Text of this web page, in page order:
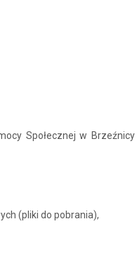
Społecznej w
(pliki do pobrania),